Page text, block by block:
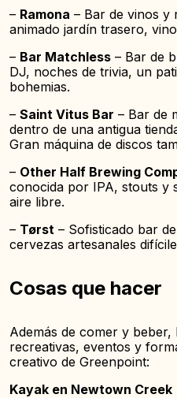
– Ramona – Bar de vinos y
animado jardín trasero,
– Bar Matchless – Bar de
DJ, noches de trivia, un
bohemias.
– Saint Vitus Bar – Bar de
dentro de una antigua
Gran máquina de discos
– Other Half Brewing
conocida por IPA, stouts y
aire libre.
– Tørst – Sofisticado bar
cervezas artesanales
Cosas que hacer
Además de comer y beber,
recreativas, eventos y
creativo de Greenpoint:
Kayak en Newtown Creek